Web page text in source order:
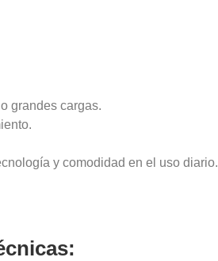
grandes cargas.
y comodidad en el uso diario.